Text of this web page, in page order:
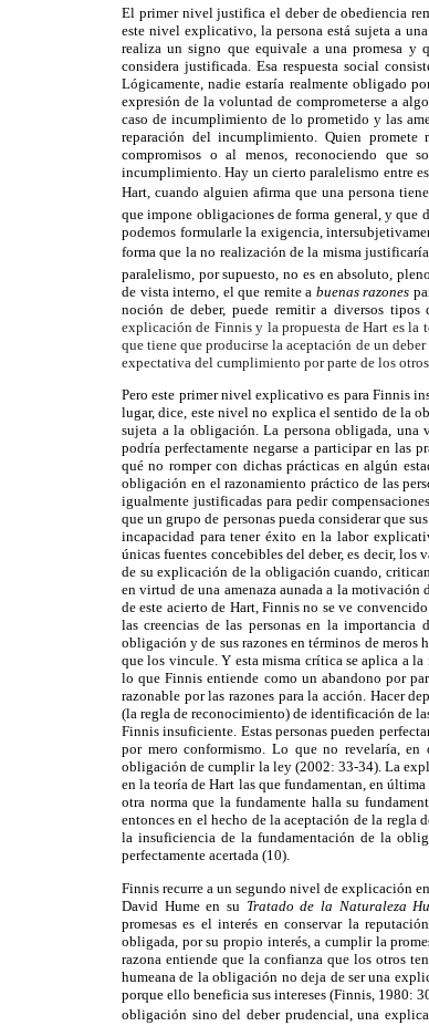
El primer nivel justifica el deber de obediencia
este nivel explicativo, la persona está sujeta a
realiza un signo que equivale a una promesa y
considera justificada. Esa respuesta social
Lógicamente, nadie estaría realmente obligado
expresión de la voluntad de comprometerse a
caso de incumplimiento de lo prometido y las
reparación del incumplimiento. Quien promete
compromisos o al menos, reconociendo que
incumplimiento. Hay un cierto paralelismo entre
Hart, cuando alguien afirma que una persona
que impone obligaciones de forma general, y que
podemos formularle la exigencia,
forma que la no realización de la misma
paralelismo, por supuesto, no es en absoluto,
de vista interno, el que remite a buenas razones
noción de deber, puede remitir a diversos tipos
explicación de Finnis y la propuesta de Hart es la
que tiene que producirse la aceptación de un
expectativa del cumplimiento por parte de los
Pero este primer nivel explicativo es para Finnis
lugar, dice, este nivel no explica el sentido de la
sujeta a la obligación. La persona obligada, una
podría perfectamente negarse a participar en las
qué no romper con dichas prácticas en algún
obligación en el razonamiento práctico de las
igualmente justificadas para pedir
que un grupo de personas pueda considerar que
incapacidad para tener éxito en la labor
únicas fuentes concebibles del deber, es decir,
de su explicación de la obligación cuando,
en virtud de una amenaza aunada a la motivación
de este acierto de Hart, Finnis no se ve
las creencias de las personas en la
obligación y de sus razones en términos de
que los vincule. Y esta misma crítica se aplica a
lo que Finnis entiende como un abandono por
razonable por las razones para la acción. Hacer
(la regla de reconocimiento) de identificación de
Finnis insuficiente. Estas personas pueden
por mero conformismo. Lo que no revelaría,
obligación de cumplir la ley (2002: 33-34). La
en la teoría de Hart las que fundamentan, en
otra norma que la fundamente halla su
entonces en el hecho de la aceptación de la regla
la insuficiencia de la fundamentación de la
perfectamente acertada (10).
Finnis recurre a un segundo nivel de explicación
David Hume en su Tratado de la Naturaleza
promesas es el interés en conservar la
obligada, por su propio interés, a cumplir la
razona entiende que la confianza que los otros
humeana de la obligación no deja de ser una
porque ello beneficia sus intereses (Finnis, 1980:
obligación sino del deber prudencial, una